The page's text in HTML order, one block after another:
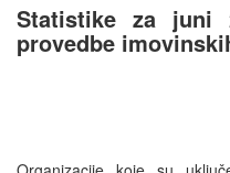
Statistike za juni
provedbe